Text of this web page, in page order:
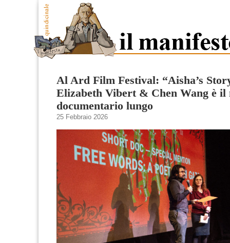
Al Ard Film Festival: “Aisha’s
Elizabeth Vibert & Chen Wang è
documentario lungo
25 Febbraio 2026